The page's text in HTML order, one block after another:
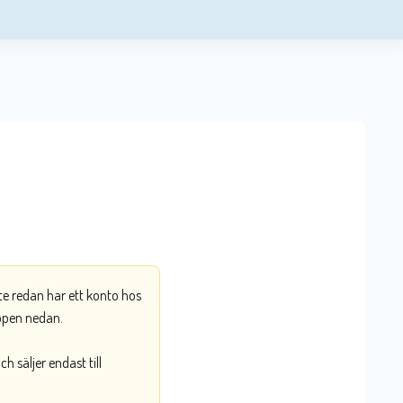
redan har ett konto hos
nedan.
säljer endast till